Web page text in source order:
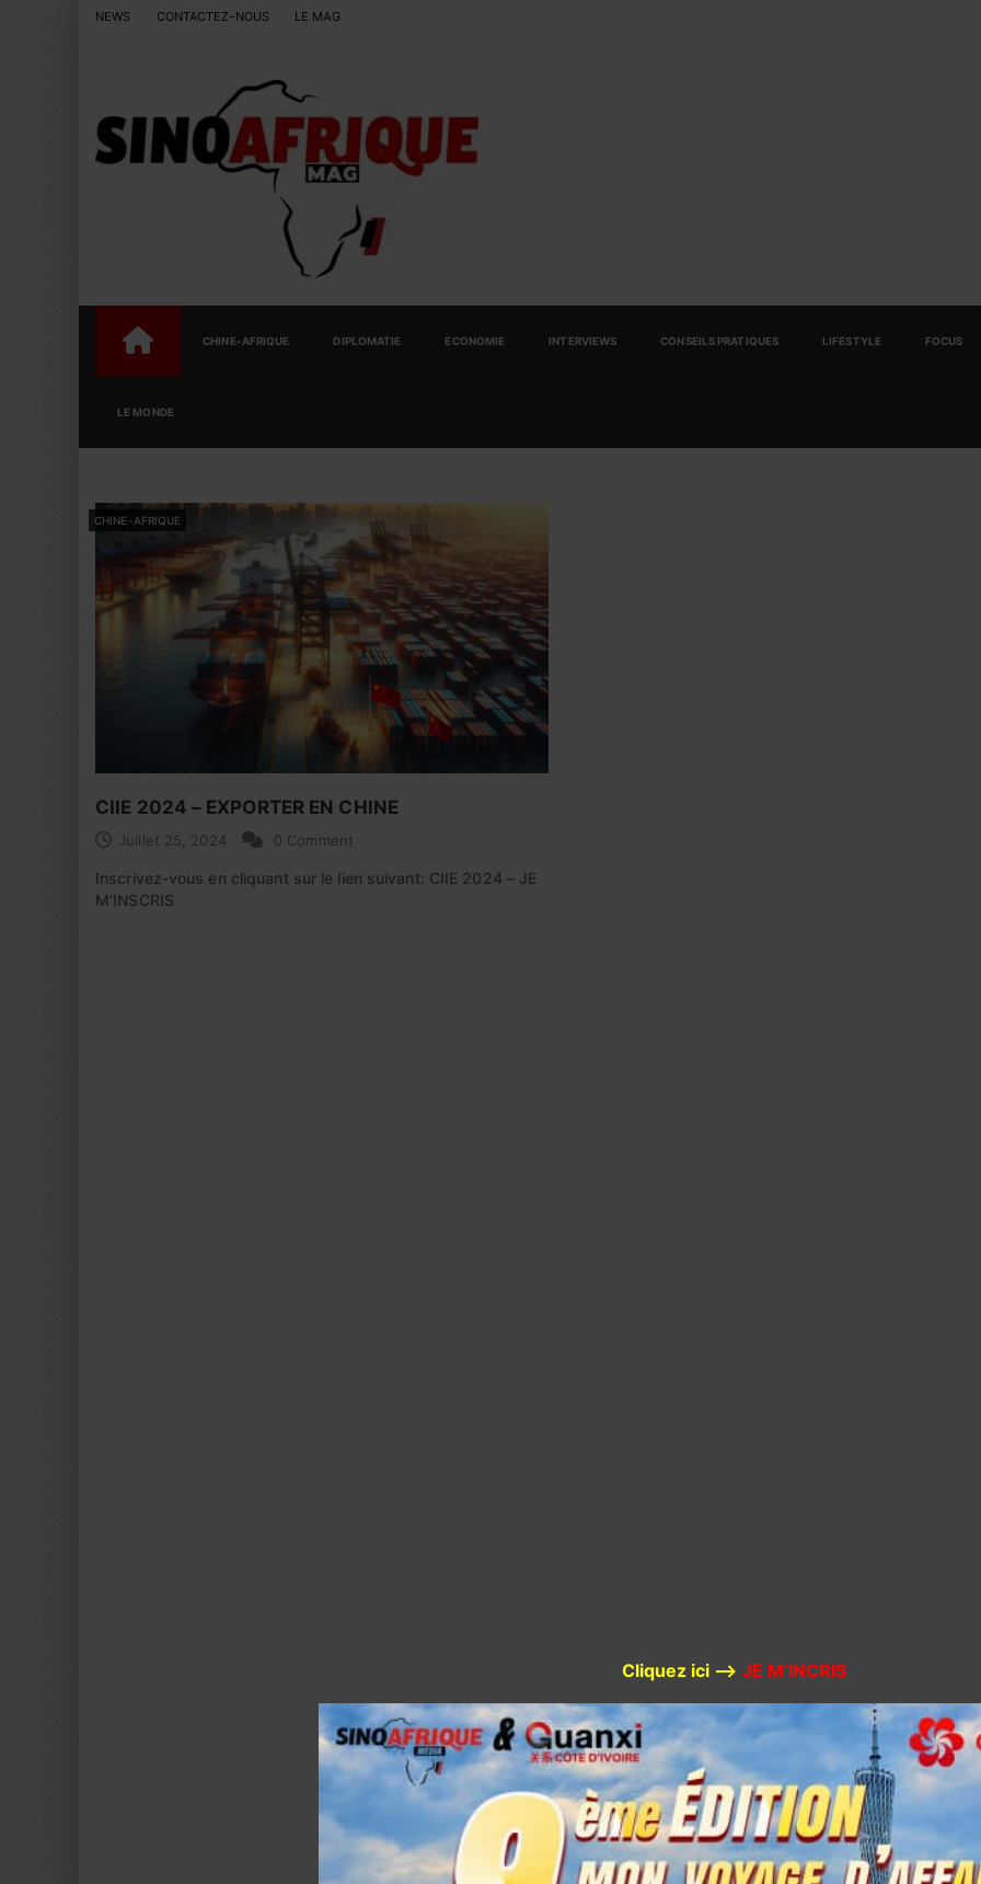
NEWS CONTACTEZ-NOUS LE MAG
CHINE-AFRIQUE DIPLOMATIE ECONOMIE INTERVIEWS CONSEILS PRATIQUES LIFESTYLE FOCUS
LE MONDE
CHINE-AFRIQUE
CIIE 2024 – EXPORTER EN CHINE
Juillet 25, 2024 0 Comment
Inscrivez-vous en cliquant sur le lien suivant: CIIE 2024 – JE
M’INSCRIS
Cliquez ici –> JE M’INCRIS